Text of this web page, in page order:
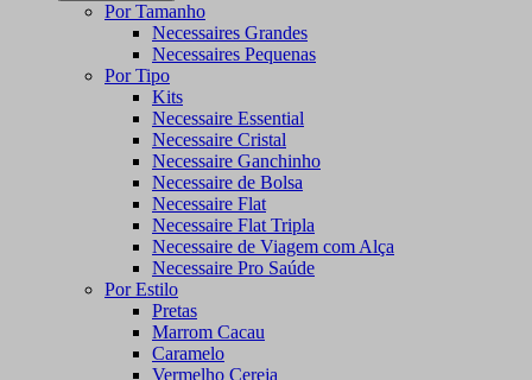
Por Tamanho
Necessaires Grandes
Necessaires Pequenas
Por Tipo
Kits
Necessaire Essential
Necessaire Cristal
Necessaire Ganchinho
Necessaire de Bolsa
Necessaire Flat
Necessaire Flat Tripla
Necessaire de Viagem com Alça
Necessaire Pro Saúde
Por Estilo
Pretas
Marrom Cacau
Caramelo
Vermelho Cereja